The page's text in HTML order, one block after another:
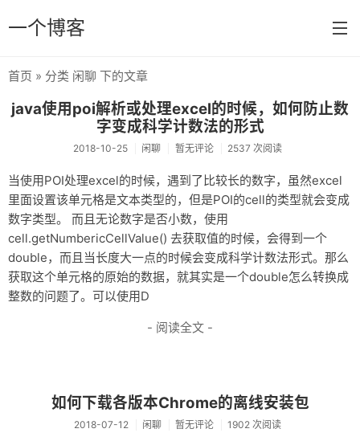
一个博客
分类
闲聊
Linux
WordPress
编程
活动分享
关于
首页 » 分类 闲聊 下的文章
java使用poi解析或处理excel的时候，如何防止数
字变成科学计数法的形式
2018-10-25 闲聊 暂无评论 2537 次阅读
当使用POI处理excel的时候，遇到了比较长的数字，虽然excel
里面设置该单元格是文本类型的，但是POI的cell的类型就会变成
数字类型。 而且无论数字是否小数，使用
cell.getNumbericCellValue() 去获取值的时候，会得到一个
double，而且当长度大一点的时候会变成科学计数法形式。那么
获取这个单元格的原始的数据，就其实是一个double怎么转换成
整数的问题了。可以使用D
- 阅读全文 -
如何下载各版本Chrome的离线安装包
2018-07-12 闲聊 暂无评论 1902 次阅读